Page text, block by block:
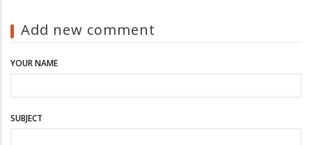
Add new comment
YOUR NAME
SUBJECT